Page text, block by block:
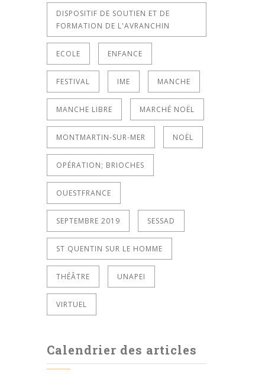
DISPOSITIF DE SOUTIEN ET DE
FORMATION DE L'AVRANCHIN
ECOLE ENFANCE
FESTIVAL IME MANCHE
MANCHE LIBRE MARCHÉ NOËL
MONTMARTIN-SUR-MER NOËL
OPÉRATION; BRIOCHES
OUESTFRANCE
SEPTEMBRE 2019 SESSAD
ST QUENTIN SUR LE HOMME
THÉÂTRE UNAPEI
VIRTUEL
Calendrier des articles